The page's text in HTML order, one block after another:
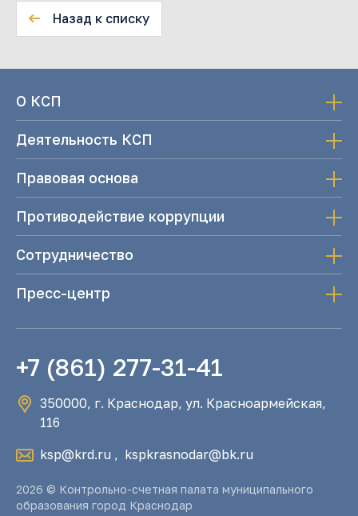
Назад к списку
О КСП
Деятельность КСП
Правовая основа
Противодействие коррупции
Сотрудничество
Пресс-центр
+7 (861) 277-31-41
350000, г. Краснодар, ул. Красноармейская,
116
ksp@krd.ru , kspkrasnodar@bk.ru
2026 © Контрольно-счетная палата муниципального
образования город Краснодар